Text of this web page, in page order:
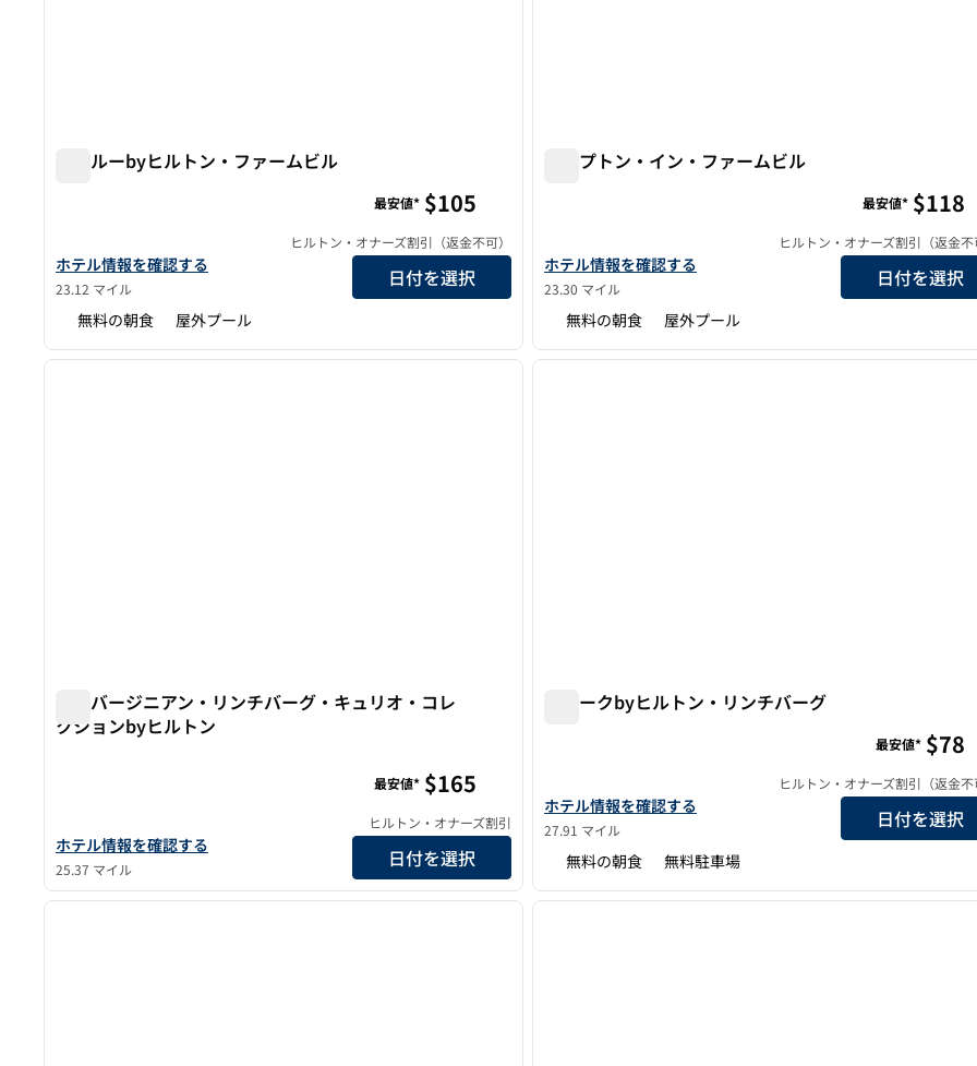
トゥルーbyヒルトン・ファームビル
トゥルーbyヒルトン・ファームビルのホテルの詳細を表示
ホテル情報を確認する
23.12 マイル
最安値* $105
ヒルトン・オナーズ割引（返金不可）
日付を選択
無料の朝食 屋外プール
ハンプトン・イン・ファームビル
ハンプトン・イン・ファームビル・ホテルの詳細を見る
ホテル情報を確認する
23.30 マイル
最安値* $118
ヒルトン・オナーズ割引（返金不
日付を選択
無料の朝食 屋外プール
1/12
1/12
次の画像
ザ・バージニアン・リンチバーグ・キュリオ・コレ
クションbyヒルトン
ザ・バージニア・リンチバーグ・キュリオ・コレクションbyヒルトンの詳細を見る
ホテル情報を確認する
25.37 マイル
最安値* $165
ヒルトン・オナーズ割引
日付を選択
1
1/12
スパークbyヒルトン・リンチバーグ
スパークbyヒルトン・リンチバーグの詳細を表示
ホテル情報を確認する
27.91 マイル
最安値* $78
ヒルトン・オナーズ割引（返金不
日付を選択
無料の朝食 無料駐車場
1/12
1/12
次の画像
1
1/11